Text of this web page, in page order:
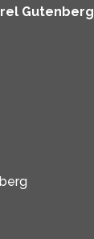
Gutenberg